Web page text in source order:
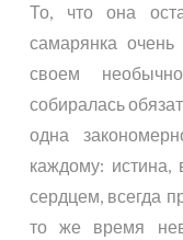
То, что она
самарянка
своем
собиралась
одна
каждому:
сердцем, всегда
то же время